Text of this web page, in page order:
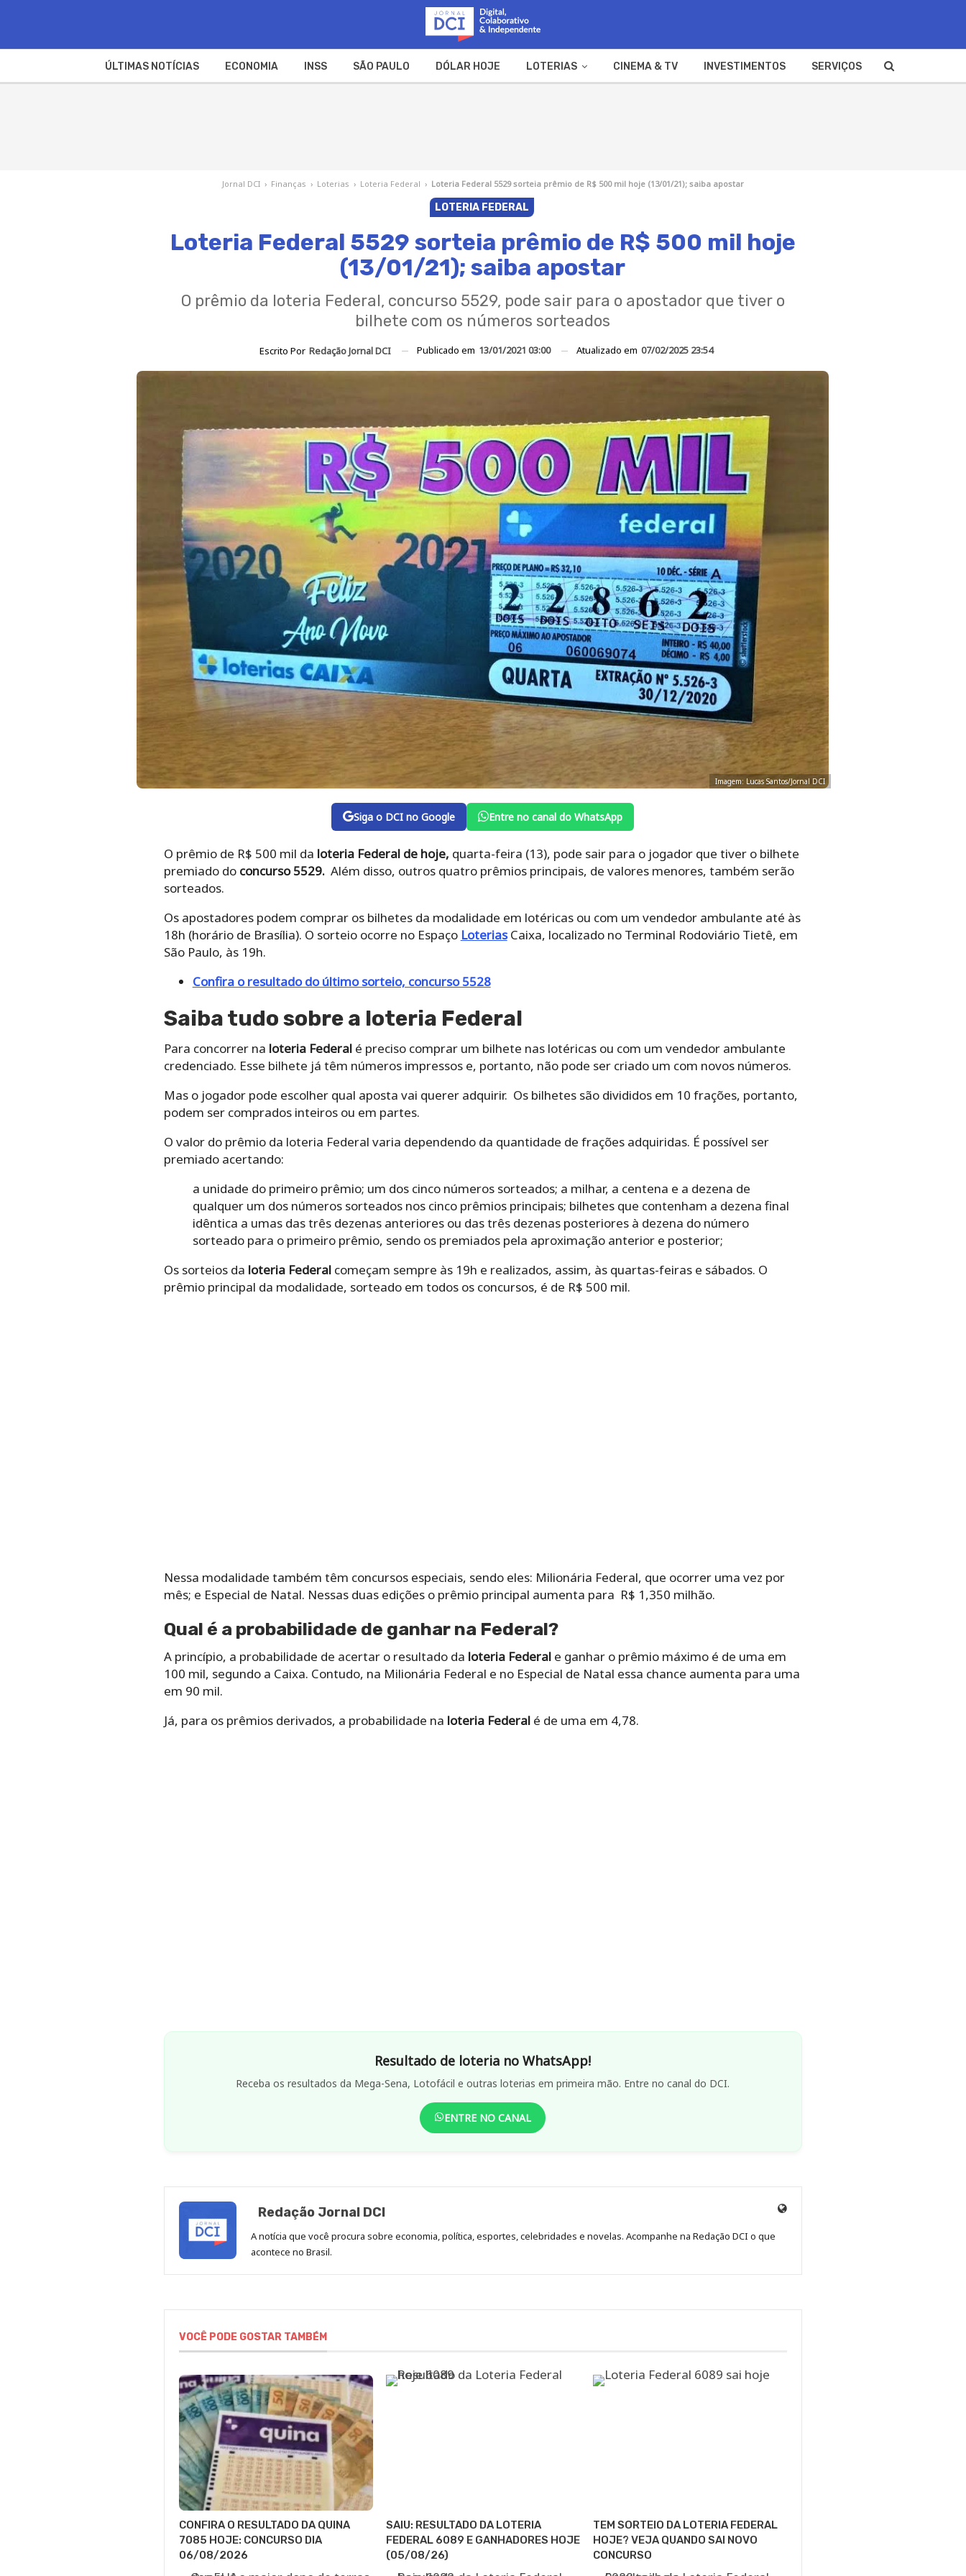
ÚLTIMAS NOTÍCIAS ECONOMIA INSS SÃO PAULO DÓLAR HOJE LOTERIAS CINEMA & TV INVESTIMENTOS SERVIÇOS
Jornal DCI › Finanças › Loterias › Loteria Federal › Loteria Federal 5529 sorteia prêmio de R$ 500 mil hoje (13/01/21); saiba apostar
LOTERIA FEDERAL
Loteria Federal 5529 sorteia prêmio de R$ 500 mil hoje
(13/01/21); saiba apostar
O prêmio da loteria Federal, concurso 5529, pode sair para o apostador que tiver o
bilhete com os números sorteados
Escrito Por Redação Jornal DCI Publicado em 13/01/2021 03:00 Atualizado em 07/02/2025 23:54
Imagem: Lucas Santos/Jornal DCI
Siga o DCI no Google Entre no canal do WhatsApp
O prêmio de R$ 500 mil da loteria Federal de hoje, quarta-feira (13), pode sair para o jogador que tiver o bilhete
premiado do concurso 5529. Além disso, outros quatro prêmios principais, de valores menores, também serão
sorteados.
Os apostadores podem comprar os bilhetes da modalidade em lotéricas ou com um vendedor ambulante até às
18h (horário de Brasília). O sorteio ocorre no Espaço LoteriasCaixa, localizado no Terminal Rodoviário Tietê, em
São Paulo, às 19h.
Confira o resultado do último sorteio, concurso 5528
Saiba tudo sobre a loteria Federal
Para concorrer na loteria Federalé preciso comprar um bilhete nas lotéricas ou com um vendedor ambulante
credenciado. Esse bilhete já têm números impressos e, portanto, não pode ser criado um com novos números.
Mas o jogador pode escolher qual aposta vai querer adquirir. Os bilhetes são divididos em 10 frações, portanto,
podem ser comprados inteiros ou em partes.
O valor do prêmio da loteria Federal varia dependendo da quantidade de frações adquiridas. É possível ser
premiado acertando:
a unidade do primeiro prêmio; um dos cinco números sorteados; a milhar, a centena e a dezena de
qualquer um dos números sorteados nos cinco prêmios principais; bilhetes que contenham a dezena final
idêntica a umas das três dezenas anteriores ou das três dezenas posteriores à dezena do número
sorteado para o primeiro prêmio, sendo os premiados pela aproximação anterior e posterior;
Os sorteios da loteria Federalcomeçam sempre às 19h e realizados, assim, às quartas-feiras e sábados. O
prêmio principal da modalidade, sorteado em todos os concursos, é de R$ 500 mil.
Nessa modalidade também têm concursos especiais, sendo eles: Milionária Federal, que ocorrer uma vez por
mês; e Especial de Natal. Nessas duas edições o prêmio principal aumenta para R$ 1,350 milhão.
Qual é a probabilidade de ganhar na Federal?
A princípio, a probabilidade de acertar o resultado da loteria Federale ganhar o prêmio máximo é de uma em
100 mil, segundo a Caixa. Contudo, na Milionária Federal e no Especial de Natal essa chance aumenta para uma
em 90 mil.
Já, para os prêmios derivados, a probabilidade na loteria Federalé de uma em 4,78.
Resultado de loteria no WhatsApp!
Receba os resultados da Mega-Sena, Lotofácil e outras loterias em primeira mão. Entre no canal do DCI.
ENTRE NO CANAL
Redação Jornal DCI
Site
A notícia que você procura sobre economia, política, esportes, celebridades e novelas. Acompanhe na Redação DCI o que
acontece no Brasil.
VOCÊ PODE GOSTAR TAMBÉM
CONFIRA O RESULTADO DA QUINA
7085 HOJE: CONCURSO DIA
06/08/2026
SAIU: RESULTADO DA LOTERIA
FEDERAL 6089 E GANHADORES HOJE
(05/08/26)
TEM SORTEIO DA LOTERIA FEDERAL
HOJE? VEJA QUANDO SAI NOVO
CONCURSO